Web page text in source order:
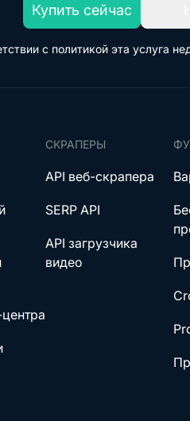
Купить сейчас
с политикой эта услуга
СКРАПЕРЫ
API веб-скрапера
SERP API
API загрузчика
видео